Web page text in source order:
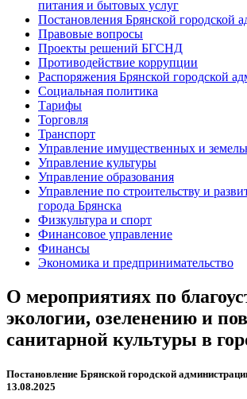
питания и бытовых услуг
Постановления Брянской городской
Правовые вопросы
Проекты решений БГСНД
Противодействие коррупции
Распоряжения Брянской городской
Социальная политика
Тарифы
Торговля
Транспорт
Управление имущественных и
Управление культуры
Управление образования
Управление по строительству и
города Брянска
Физкультура и спорт
Финансовое управление
Финансы
Экономика и предпринимательство
О мероприятиях по
экологии, озеленению и
санитарной культуры в
Постановление Брянской городской
13.08.2025